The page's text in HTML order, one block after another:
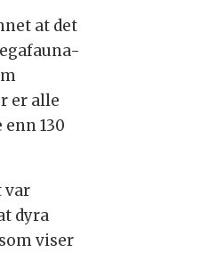
at det
er alle
130
var
dyra
viser